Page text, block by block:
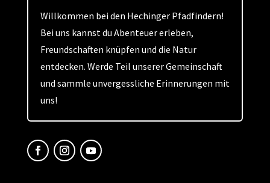
Willkommen bei den Hechinger Pfadfindern!
Bei uns kannst du Abenteuer erleben,
Freundschaften knüpfen und die Natur
entdecken. Werde Teil unserer Gemeinschaft
und sammle unvergessliche Erinnerungen mit
uns!